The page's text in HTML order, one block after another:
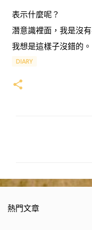
表示什麼呢？
潛意識裡面，我是沒
我想是這樣子沒錯的。
DIARY
熱門文章